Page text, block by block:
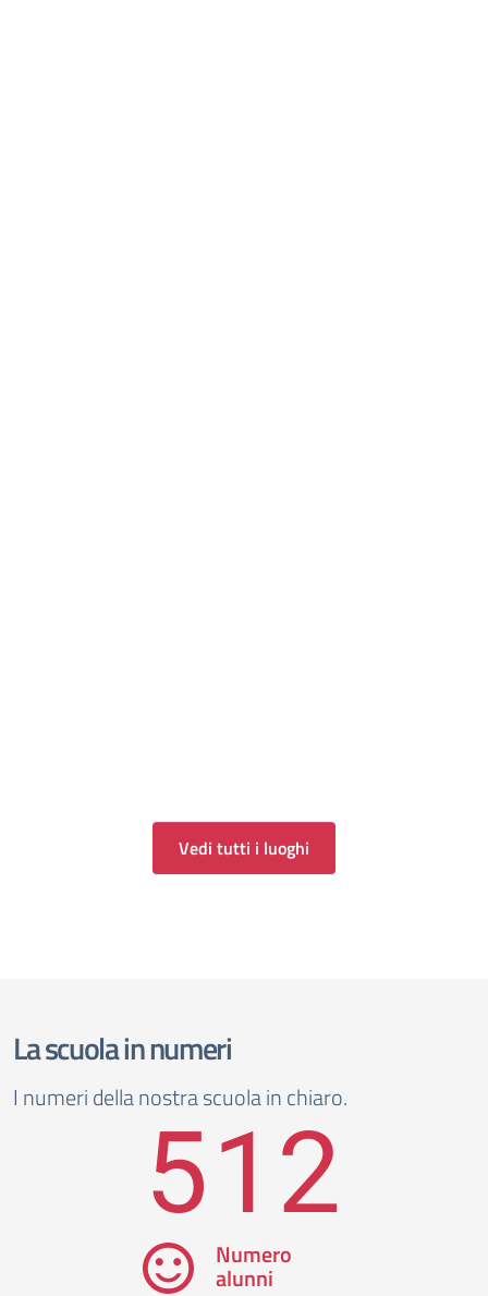
Vedi tutti i luoghi
La scuola in numeri
I numeri della nostra scuola in chiaro.
512
Numero
alunni